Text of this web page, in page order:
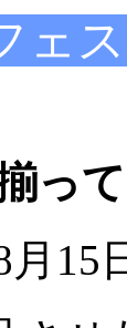
ェ
っ
月